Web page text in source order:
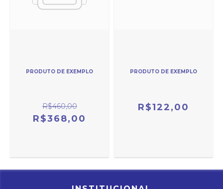
PRODUTO DE EXEMPLO
R$460,00
R$368,00
PRODUTO DE EXEMPLO
R$122,00